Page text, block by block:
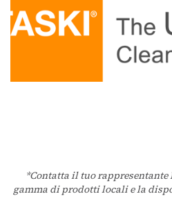
*Contatta il tuo
gamma di prodotti locali e la